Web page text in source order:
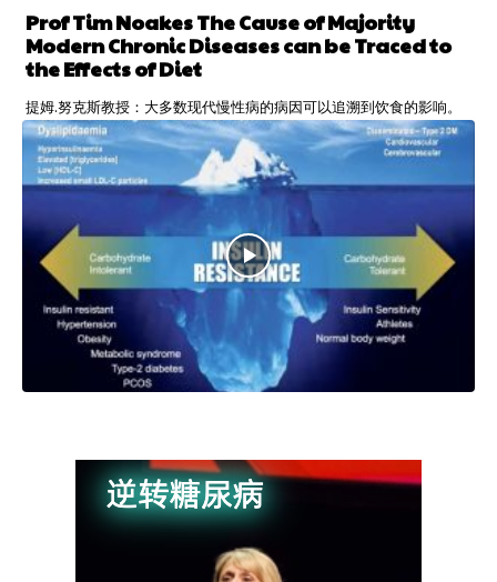
Prof Tim Noakes The Cause of Majority
Modern Chronic Diseases can be Traced to
the Effects of Diet
提姆.努克斯教授：大多数现代慢性病的病因可以追溯到饮食的影响。